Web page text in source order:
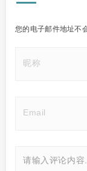
您的电子邮件地址不